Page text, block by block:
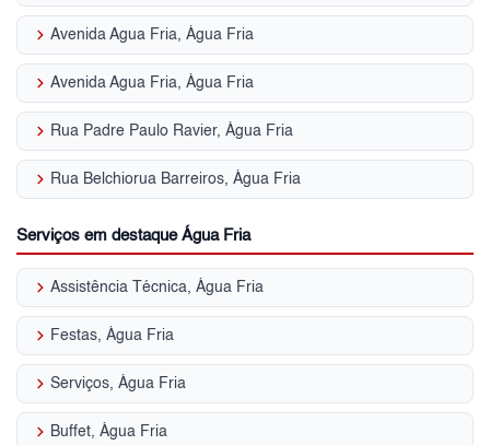
keyboard_arrow_right Avenida Agua Fria, Água Fria
keyboard_arrow_right Avenida Agua Fria, Água Fria
keyboard_arrow_right Rua Padre Paulo Ravier, Água Fria
keyboard_arrow_right Rua Belchiorua Barreiros, Água Fria
Serviços em destaque Água Fria
keyboard_arrow_right Assistência Técnica, Água Fria
keyboard_arrow_right Festas, Água Fria
keyboard_arrow_right Serviços, Água Fria
keyboard_arrow_right Buffet, Água Fria